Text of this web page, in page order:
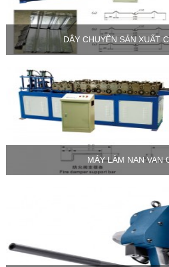
DÂY CHUYỀN SẢN XUẤT
MÁY LÀM NAN VAN